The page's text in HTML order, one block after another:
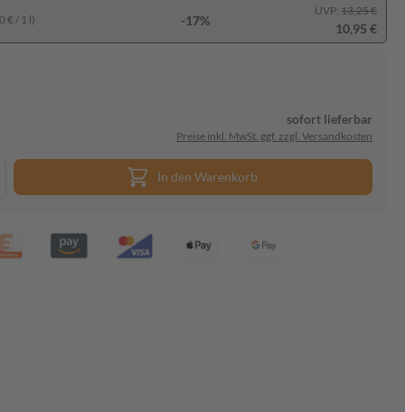
€ / 1 l) -17%
UVP: 13,25 €
10,95 €
sofort lieferbar
Preise inkl. MwSt. ggf. zzgl. Versandkosten
In den Warenkorb